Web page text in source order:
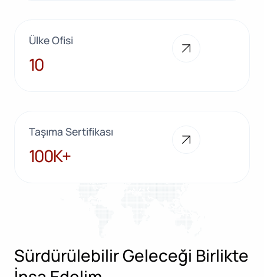
Ülke Ofisi
10
10
Taşıma Sertifikası
100K+
100K+
Sürdürülebilir Geleceği Birlikte